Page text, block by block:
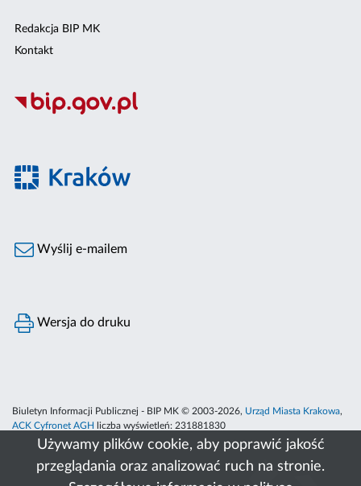
Używamy plików cookie, aby poprawić jakość
przeglądania oraz analizować ruch na stronie.
Redakcja BIP MK
Kontakt
Wyślij e-mailem
Wersja do druku
Biuletyn Informacji Publicznej - BIP MK © 2003-2026, Urząd Miasta Krakowa,
ACK Cyfronet AGH
liczba wyświetleń: 231881830